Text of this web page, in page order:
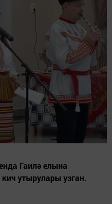
Гаилә елына
утырулары узган.